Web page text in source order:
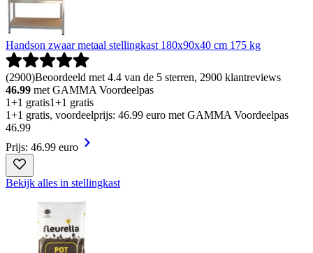
Handson zwaar metaal stellingkast 180x90x40 cm 175 kg
(2900)Beoordeeld met 4.4 van de 5 sterren, 2900 klantreviews
46.99 met GAMMA Voordeelpas
1+1 gratis1+1 gratis
1+1 gratis, voordeelprijs: 46.99 euro met GAMMA Voordeelpas
46.99
Prijs: 46.99 euro
Bekijk alles in stellingkast